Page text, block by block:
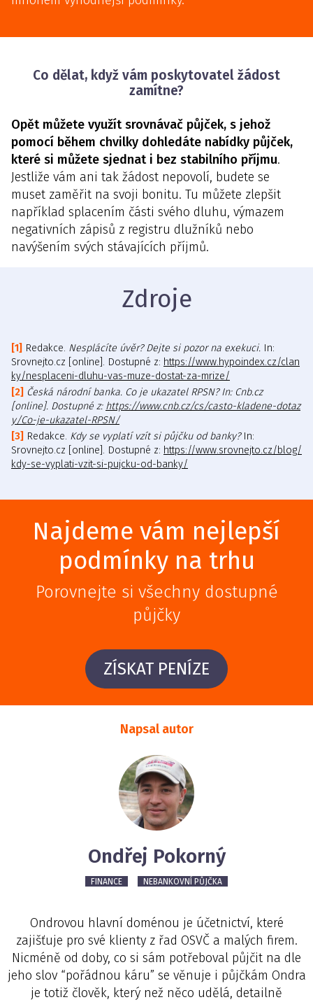
Co dělat, když vám poskytovatel žádost
zamítne?
Opět můžete využít srovnávač půjček, s jehož
pomocí během chvilky dohledáte nabídky půjček,
které si můžete sjednat i bez stabilního příjmu.
Jestliže vám ani tak žádost nepovolí, budete se
muset zaměřit na svoji bonitu. Tu můžete zlepšit
například splacením části svého dluhu, výmazem
negativních zápisů z registru dlužníků nebo
navýšením svých stávajících příjmů.
Zdroje
Redakce. Nesplácíte úvěr? Dejte si pozor na exekuci. In:
Srovnejto.cz [online]. Dostupné z: https://www.hypoindex.cz/clan
ky/nesplaceni-dluhu-vas-muze-dostat-za-mrize/
Česká národní banka. Co je ukazatel RPSN? In: Cnb.cz
[online]. Dostupné z: https://www.cnb.cz/cs/casto-kladene-dotaz
y/Co-je-ukazatel-RPSN/
Redakce. Kdy se vyplatí vzít si půjčku od banky? In:
Srovnejto.cz [online]. Dostupné z: https://www.srovnejto.cz/blog/
kdy-se-vyplati-vzit-si-pujcku-od-banky/
Najdeme vám nejlepší
podmínky na trhu
Porovnejte si všechny dostupné
půjčky
ZÍSKAT PENÍZE
Napsal autor
Ondřej Pokorný
FINANCE NEBANKOVNÍ PŮJČKA
Ondrovou hlavní doménou je účetnictví, které
zajišťuje pro své klienty z řad OSVČ a malých firem.
Nicméně od doby, co si sám potřeboval půjčit na dle
jeho slov “pořádnou káru” se věnuje i půjčkám Ondra
je totiž člověk, který než něco udělá, detailně